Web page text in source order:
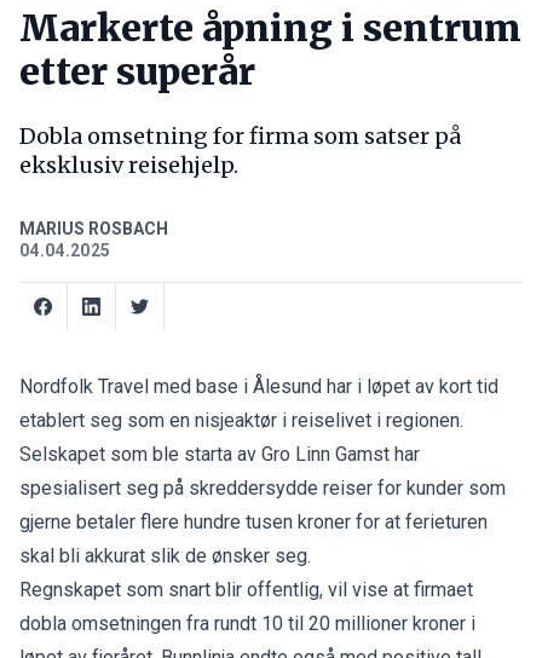
Markerte åpning i sentrum
etter superår
Dobla omsetning for firma som satser på
eksklusiv reisehjelp.
MARIUS ROSBACH
04.04.2025
Nordfolk Travel med base i Ålesund har i løpet av kort tid
etablert seg som en nisjeaktør i reiselivet i regionen.
Selskapet som ble starta av Gro Linn Gamst har
spesialisert seg på skreddersydde reiser for kunder som
gjerne betaler flere hundre tusen kroner for at ferieturen
skal bli akkurat slik de ønsker seg.
Regnskapet som snart blir offentlig, vil vise at firmaet
dobla omsetningen fra rundt 10 til 20 millioner kroner i